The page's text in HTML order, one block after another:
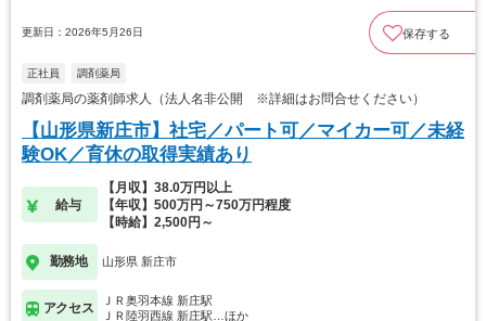
更新日：2026年5月26日 保存する
正社員 調剤薬局
調剤薬局の薬剤師求人（法人名非公開 ※詳細はお問合せください）
【山形県新庄市】社宅／パート可／マイカー可／未経
験OK／育休の取得実績あり
給与
【月収】38.0万円以上
【年収】500万円～750万円程度
【時給】2,500円～
勤務地 山形県 新庄市
アクセス
ＪＲ奥羽本線 新庄駅
ＪＲ陸羽西線 新庄駅…ほか